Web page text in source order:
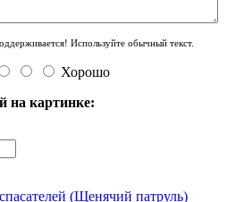
Используйте обычный текст.
Хорошо
на картинке: